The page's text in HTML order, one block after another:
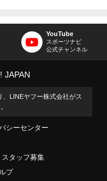
YouTube
スポーツナビ
公式チャンネル
JAPAN
、LINEヤフー株式会社がス
シーセンター
スタッフ募集
プ